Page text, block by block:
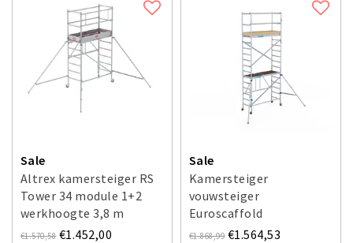
Sale
Altrex kamersteiger RS
Tower 34 module 1+2
werkhoogte 3,8 m
€1.570,58 €1.452,00
Sale
Kamersteiger
vouwsteiger
Euroscaffold
werkhoogte 5,70 m
€1.868,99 €1.564,53